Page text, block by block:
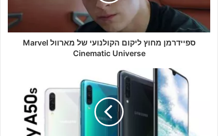
ספיידרמן מחוץ ליקום הקולנועי של מארוול Marvel
Cinematic Universe